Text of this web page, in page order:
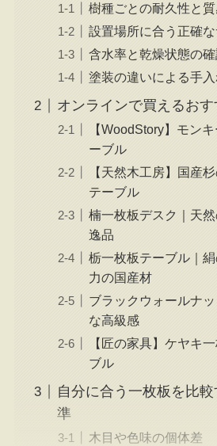
樹種ごとの耐久性と
設置場所に合う正確
含水率と乾燥状態の
塗装の違いによる手
オンラインで買えるお
【WoodStory】モン
ーブル
【天然木工房】国産
テーブル
楠一枚板デスク｜天
逸品
栃一枚板テーブル｜
力の国産材
ブラックウォールナ
な高級感
【匠の家具】ケヤキ
ブル
自分に合う一枚板を比
準
木目や色味の個体差